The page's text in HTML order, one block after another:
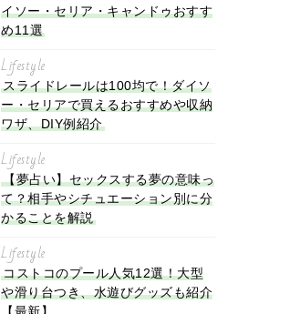
イソー・セリア・キャンドゥおすす
め11選
Lifestyle
スライドレールは100均で！ダイソ
ー・セリアで買えるおすすめや収納
ワザ、DIY例紹介
Lifestyle
【夢占い】セックスする夢の意味っ
て？相手やシチュエーション別に分
かることを解説
Lifestyle
コストコのプール人気12選！大型
や滑り台つき、水遊びグッズも紹介
【最新】